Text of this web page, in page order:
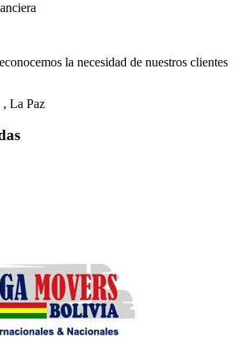
la necesidad de nuestros clientes
, La Paz